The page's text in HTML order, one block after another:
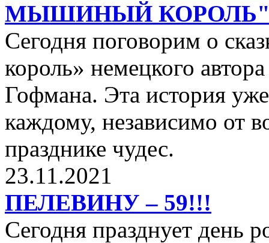
МЫШИНЫЙ
Сегодня поговорим о
король» немецкого
Гофмана. Эта история
каждому, независимо от
празднике чудес.
23.11.2021
ПЕЛЕВИНУ – 59!!!
Сегодня празднует день